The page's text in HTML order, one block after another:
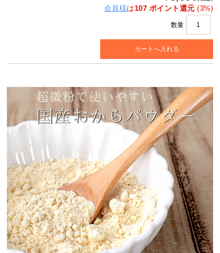
会員様は107 ポイント還元 (3%)
数量